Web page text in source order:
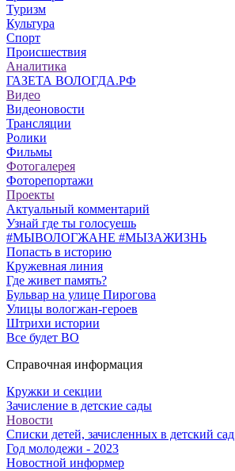
Туризм
Культура
Спорт
Происшествия
Аналитика
ГАЗЕТА ВОЛОГДА.РФ
Видео
Видеоновости
Трансляции
Ролики
Фильмы
Фотогалерея
Фоторепортажи
Проекты
Актуальный комментарий
Узнай где ты голосуешь
#МЫВОЛОГЖАНЕ #МЫЗАЖИЗНЬ
Попасть в историю
Кружевная линия
Где живет память?
Бульвар на улице Пирогова
Улицы вологжан-героев
Штрихи истории
Все будет ВО
Справочная информация
Кружки и секции
Зачисление в детские сады
Новости
Списки детей, зачисленных в детский сад
Год молодежи - 2023
Новостной информер